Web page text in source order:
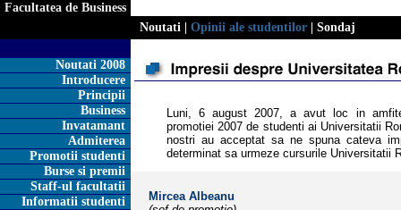
Facultatea de Business
Noutati
Opinii ale studentilor Sondaj
Noutati 2008
Introducere
Principii
Business
Invatamant
Admiterea
Promotii studenti
Burse si premii
Staff-ul facultatii
Informatii studenti
Luni, 6 august 2007, a avut loc in
promotiei 2007 de studenti ai Universitatii
nostri au acceptat sa ne spuna cateva
determinat sa urmeze cursurile Universitatii
Mircea Albeanu